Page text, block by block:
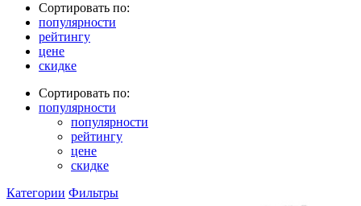
Сортировать по:
популярности
рейтингу
цене
скидке
Сортировать по:
популярности
популярности
рейтингу
цене
скидке
Категории Фильтры